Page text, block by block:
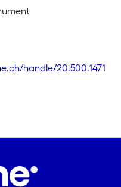
handle/20.500.1471